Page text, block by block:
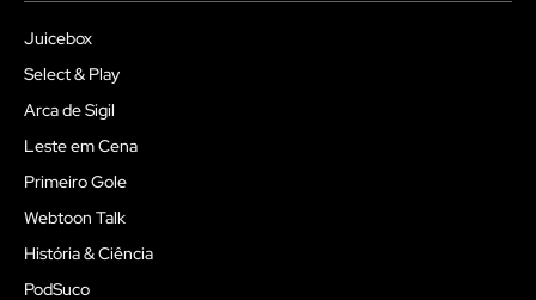
Juicebox
Select & Play
Arca de Sigil
Leste em Cena
Primeiro Gole
Webtoon Talk
História & Ciência
PodSuco